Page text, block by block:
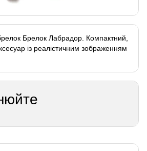
Брелок Лабрадор. Компактний,
із реалістичним зображенням